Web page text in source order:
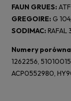
FAUN GRUES:
GREGOIRE: G
SODIMAC: RAFAL
Numery
1262256,
ACP0552980,